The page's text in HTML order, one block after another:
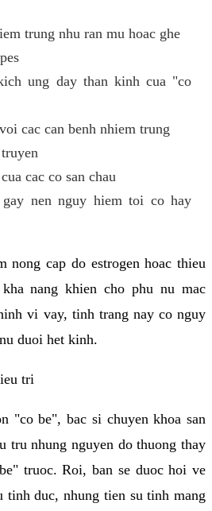
trung nhu ran mu hoac ghe
ung day than kinh cua "co
cac can benh nhiem trung
cac co san chau
nen nguy hiem toi co hay
nong cap do estrogen hoac thieu
nang khien cho phu nu mac
vi vay, tinh trang nay co nguy
duoi het kinh.
tri
"co be", bac si chuyen khoa san
tru nhung nguyen do thuong thay
truoc. Roi, ban se duoc hoi ve
tinh duc, nhung tien su tinh mang